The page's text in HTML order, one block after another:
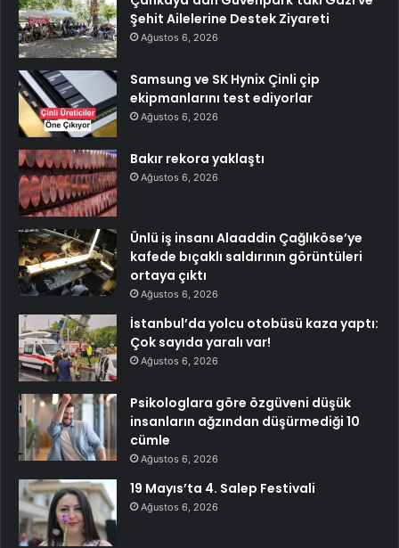
Şehit Ailelerine Destek Ziyareti
Ağustos 6, 2026
Samsung ve SK Hynix Çinli çip
ekipmanlarını test ediyorlar
Ağustos 6, 2026
Bakır rekora yaklaştı
Ağustos 6, 2026
Ünlü iş insanı Alaaddin Çağlıköse’ye
kafede bıçaklı saldırının görüntüleri
ortaya çıktı
Ağustos 6, 2026
İstanbul’da yolcu otobüsü kaza yaptı:
Çok sayıda yaralı var!
Ağustos 6, 2026
Psikologlara göre özgüveni düşük
insanların ağzından düşürmediği 10
cümle
Ağustos 6, 2026
19 Mayıs’ta 4. Salep Festivali
Ağustos 6, 2026